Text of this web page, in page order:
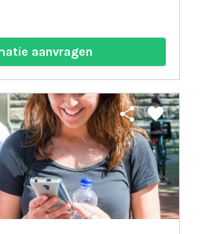
aanvragen
share favorite